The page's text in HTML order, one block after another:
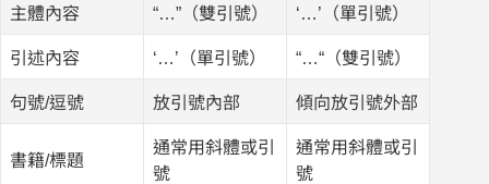
主體內容 “…”（雙引號） ‘…’（單引號）
引述內容 ‘…’（單引號） “…“（雙引號）
句號/逗號 放引號內部 傾向放引號外部
書籍/標題
通常用斜體或引
號
通常用斜體或引
號